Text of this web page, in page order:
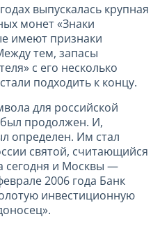
выпускалась крупная
монет «Знаки
имеют признаки
тем, запасы
с его несколько
подходить к концу.
для российской
продолжен. И,
определен. Им стал
святой, считающийся
сегодня и Москвы —
2006 года Банк
инвестиционную